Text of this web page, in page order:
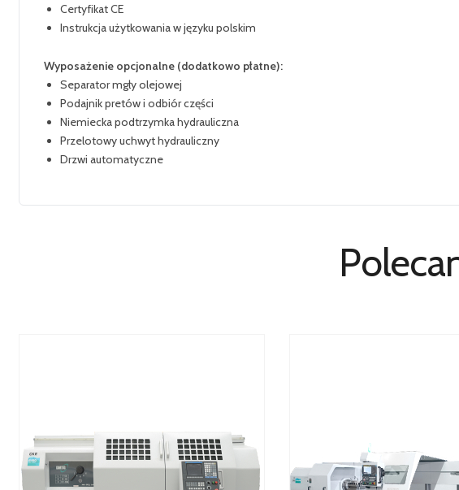
Certyfikat CE
Instrukcja użytkowania w języku polskim
Wyposażenie opcjonalne (dodatkowo płatne):
Separator mgły olejowej
Podajnik pretów i odbiór części
Niemiecka podtrzymka hydrauliczna
Przelotowy uchwyt hydrauliczny
Drzwi automatyczne